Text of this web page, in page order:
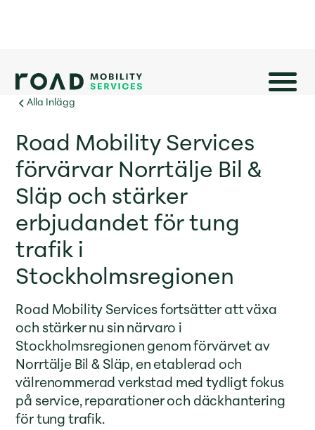
Alla Inlägg
Road Mobility Services
förvärvar Norrtälje Bil &
Släp och stärker
erbjudandet för tung
trafik i
Stockholmsregionen
Road Mobility Services fortsätter att växa
och stärker nu sin närvaro i
Stockholmsregionen genom förvärvet av
Norrtälje Bil & Släp, en etablerad och
välrenommerad verkstad med tydligt fokus
på service, reparationer och däckhantering
för tung trafik.